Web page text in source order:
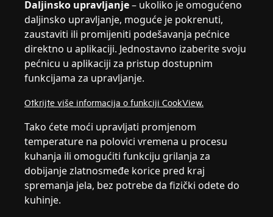
Daljinsko upravljanje– ukoliko je omogućeno
daljinsko upravljanje, moguće je pokrenuti,
zaustaviti ili promijeniti podešavanja pećnice
direktno u aplikaciji. Jednostavno izaberite svoju
pećnicu u aplikaciji za pristup dostupnim
funkcijama za upravljanje.
Otkrijte više informacija o funkciji CookView.
Tako ćete moći upravljati promjenom
temperature na polovici vremena u procesu
kuhanja ili omogućiti funkciju grilanja za
dobijanje zlatnosmeđe korice pred kraj
spremanja jela, bez potrebe da fizički odete do
kuhinje.